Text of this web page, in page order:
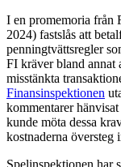
I en promemoria från
2024) fastslås att
penningtvättsregler
FI kräver bland annat
misstänkta
Finansinspektionen
kommentarer
kunde möta dessa
kostnaderna översteg
Spelinspektionen har